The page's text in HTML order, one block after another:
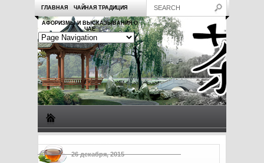
ГЛАВНАЯ ЧАЙНАЯ ТРАДИЦИЯ
АФОРИЗМЫ И ВЫСКАЗЫВАНИЯ О
ЧАЕ
26 декабря, 2015